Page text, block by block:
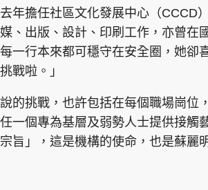
JobMarket
聯絡我們 隱私政策聲明 使用條款 版權及免責聲明
年擔任社區文化發展中心（CCCD
、出版、設計、印刷工作，亦曾在
一行本來都可穩守在安全圈，她卻
戰啦。」
的挑戰，也許包括在每個職場崗位
一個專為基層及弱勢人士提供接觸
旨」，這是機構的使命，也是蘇麗